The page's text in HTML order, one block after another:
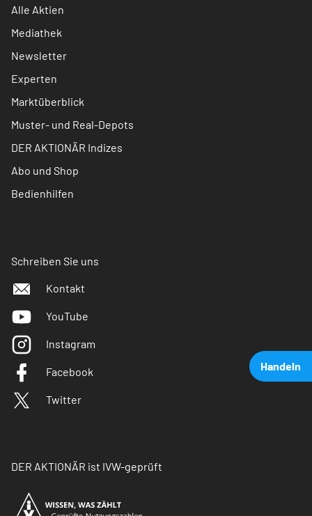
Handeln
Alle Aktien
Mediathek
Newsletter
Experten
Marktüberblick
Muster- und Real-Depots
DER AKTIONÄR Indizes
Abo und Shop
Bedienhilfen
Schreiben Sie uns
Kontakt
YouTube
Instagram
Facebook
Twitter
DER AKTIONÄR ist IVW-geprüft